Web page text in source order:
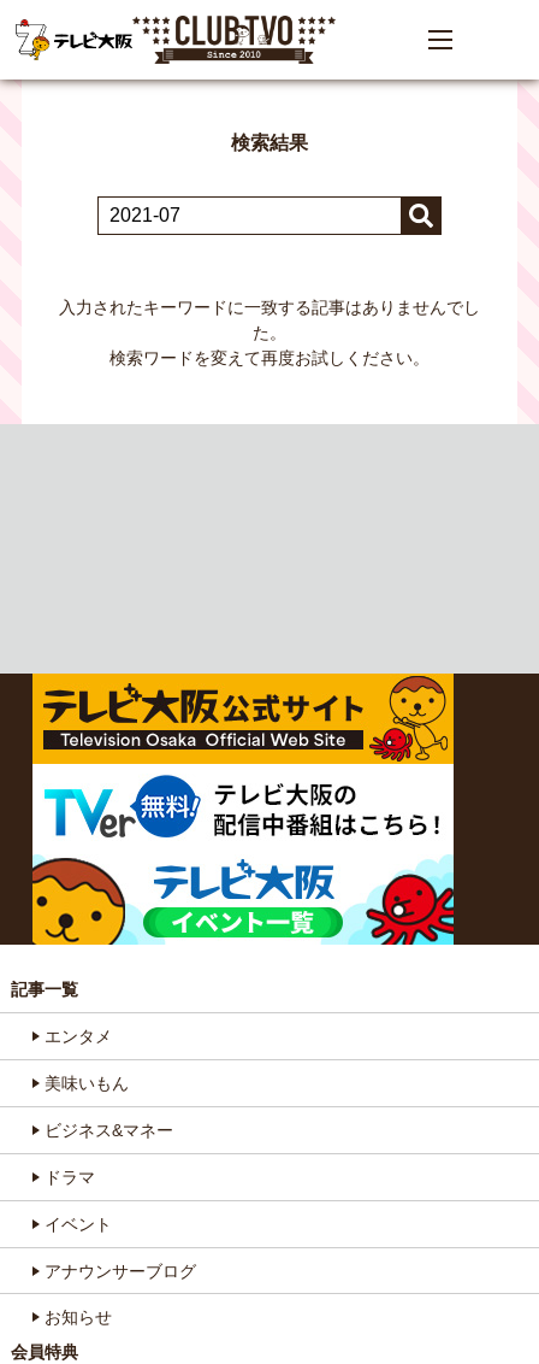
検索結果
入力されたキーワードに一致する記事はありませんでし
た。
検索ワードを変えて再度お試しください。
記事一覧
エンタメ
美味いもん
ビジネス&マネー
ドラマ
イベント
アナウンサーブログ
お知らせ
会員特典